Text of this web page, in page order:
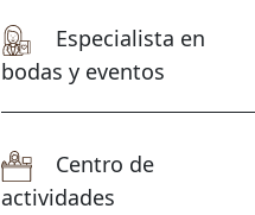
Especialista en
bodas y eventos
Centro de
actividades